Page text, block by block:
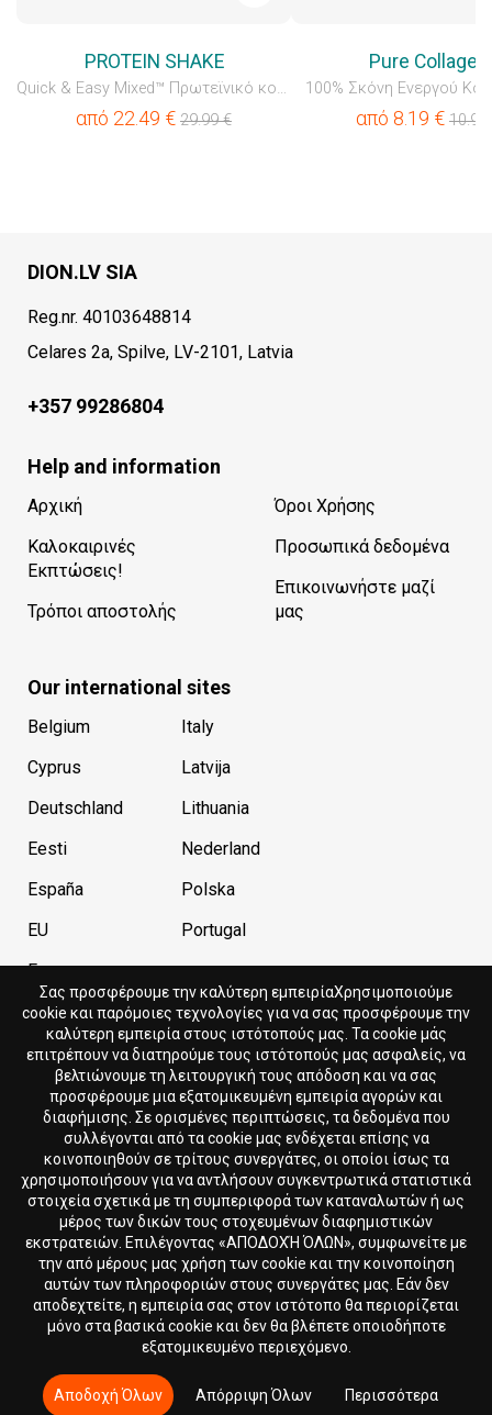
PROTEIN SHAKE
Quick & Easy Mixed™ Πρωτεϊνικό κοκτέιλ
από 22.49 € 29.99€
Pure Collagen
100% Σκόνη Ενεργού
από 8.19 € 10.99
DION.LV SIA
Reg.nr. 40103648814
Celares 2a, Spilve, LV-2101, Latvia
+357 99286804
Help and information
Αρχική
Καλοκαιρινές
Εκπτώσεις!
Τρόποι αποστολής
Όροι Χρήσης
Προσωπικά δεδομένα
Επικοινωνήστε μαζί
μας
Our international sites
Belgium
Cyprus
Deutschland
Eesti
España
EU
France
Italy
Latvija
Lithuania
Nederland
Polska
Portugal
Current store
Cyprus
Language
Ελληνικά
Currency
EUR
δικαιώματα διατηρούνται.
Σας προσφέρουμε την καλύτερη εμπειρίαΧρησιμοποιούμε
cookie και παρόμοιες τεχνολογίες για να σας προσφέρουμε την
καλύτερη εμπειρία στους ιστότοπούς μας. Τα cookie μάς
επιτρέπουν να διατηρούμε τους ιστότοπούς μας ασφαλείς, να
βελτιώνουμε τη λειτουργική τους απόδοση και να σας
προσφέρουμε μια εξατομικευμένη εμπειρία αγορών και
διαφήμισης. Σε ορισμένες περιπτώσεις, τα δεδομένα που
συλλέγονται από τα cookie μας ενδέχεται επίσης να
κοινοποιηθούν σε τρίτους συνεργάτες, οι οποίοι ίσως τα
χρησιμοποιήσουν για να αντλήσουν συγκεντρωτικά στατιστικά
στοιχεία σχετικά με τη συμπεριφορά των καταναλωτών ή ως
μέρος των δικών τους στοχευμένων διαφημιστικών
εκστρατειών. Επιλέγοντας «ΑΠΟΔΟΧΉ ΌΛΩΝ», συμφωνείτε με
την από μέρους μας χρήση των cookie και την κοινοποίηση
αυτών των πληροφοριών στους συνεργάτες μας. Εάν δεν
αποδεχτείτε, η εμπειρία σας στον ιστότοπο θα περιορίζεται
μόνο στα βασικά cookie και δεν θα βλέπετε οποιοδήποτε
εξατομικευμένο περιεχόμενο.
Αποδοχή Όλων Απόρριψη Όλων Περισσότερα